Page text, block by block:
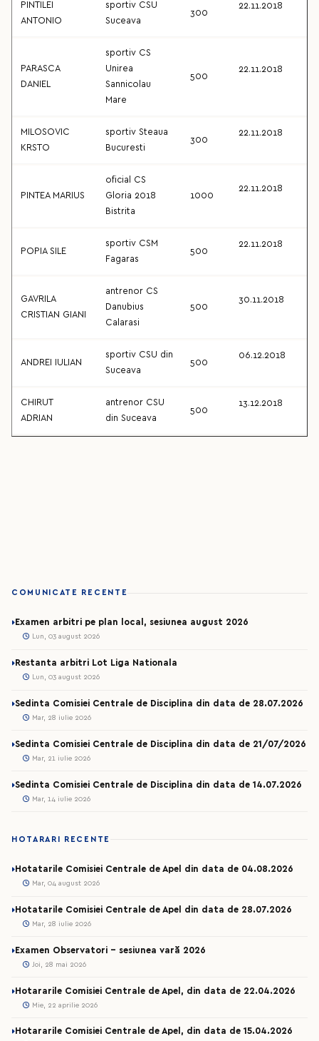
PINTILEI
ANTONIO
sportiv CSU
Suceava
300
22.11.2018
PARASCA
DANIEL
sportiv CS
Unirea
Sannicolau
Mare
500
22.11.2018
MILOSOVIC
KRSTO
sportiv Steaua
Bucuresti
300
22.11.2018
PINTEA MARIUS
oficial CS
Gloria 2018
Bistrita
1000
22.11.2018
POPIA SILE
sportiv CSM
Fagaras
500
22.11.2018
GAVRILA
CRISTIAN GIANI
antrenor CS
Danubius
Calarasi
500
30.11.2018
ANDREI IULIAN
sportiv CSU din
Suceava
500
06.12.2018
CHIRUT
ADRIAN
antrenor CSU
din Suceava
500
13.12.2018
COMUNICATE RECENTE
Examen arbitri pe plan local, sesiunea august 2026
Lun, 03 august 2026
Restanta arbitri Lot Liga Nationala
Lun, 03 august 2026
Sedinta Comisiei Centrale de Disciplina din data de 28.07.2026
Mar, 28 iulie 2026
Sedinta Comisiei Centrale de Disciplina din data de 21/07/2026
Mar, 21 iulie 2026
Sedinta Comisiei Centrale de Disciplina din data de 14.07.2026
Mar, 14 iulie 2026
HOTARARI RECENTE
Hotatarile Comisiei Centrale de Apel din data de 04.08.2026
Mar, 04 august 2026
Hotatarile Comisiei Centrale de Apel din data de 28.07.2026
Mar, 28 iulie 2026
Examen Observatori - sesiunea vară 2026
Joi, 28 mai 2026
Hotararile Comisiei Centrale de Apel, din data de 22.04.2026
Mie, 22 aprilie 2026
Hotararile Comisiei Centrale de Apel, din data de 15.04.2026